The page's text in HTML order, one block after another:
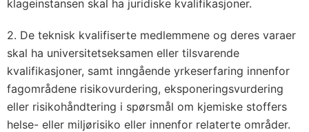
klageinstansen skal ha juridiske kvalifikasjoner.
2. De teknisk kvalifiserte medlemmene og deres varaer
skal ha universitetseksamen eller tilsvarende
kvalifikasjoner, samt inngående yrkeserfaring innenfor
fagområdene risikovurdering, eksponeringsvurdering
eller risikohåndtering i spørsmål om kjemiske stoffers
helse- eller miljørisiko eller innenfor relaterte områder.